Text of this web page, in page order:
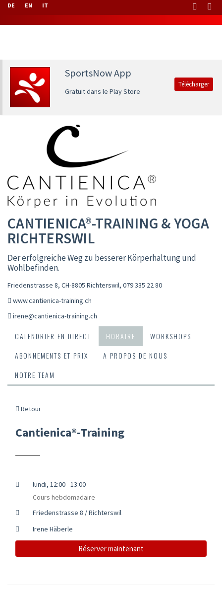
DE EN IT
SportsNow App
Gratuit dans le Play Store
Télécharger
CANTIENICA®-TRAINING & YOGA
RICHTERSWIL
Der erfolgreiche Weg zu besserer Körperhaltung und
Wohlbefinden.
Friedenstrasse 8, CH-8805 Richterswil, 079 335 22 80
www.cantienica-training.ch
irene@cantienica-training.ch
CALENDRIER EN DIRECT HORAIRE
WORKSHOPS
ABONNEMENTS ET PRIX
A PROPOS DE NOUS
NOTRE TEAM
Retour
Cantienica®-Training
lundi, 12:00 - 13:00
Cours hebdomadaire
Friedenstrasse 8 / Richterswil
Irene Häberle
Réserver maintenant